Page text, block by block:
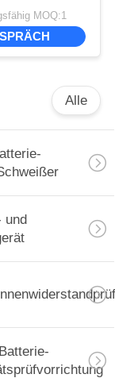
der
18650
MOQ:1
Alle
und